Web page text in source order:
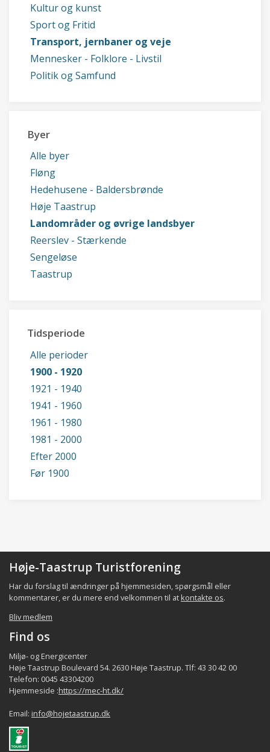
Kultur og kunst
Sport og Fritid
Transport, jernbaner og veje
Mennesker - Folklore - Livstil
Politik og Samfund
Byer
Alle byer
Fløng
Hedehusene - Baldersbrønde
Høje Taastrup
Landområder og øvrige landsbyer
Reerslev - Stærkende
Sengeløse
Taastrup
Tidsperiode
Alle perioder
1900 - 1920
1921 - 1940
1941 - 1960
1961 - 1980
1981 - 2000
Efter 2000
Før 1900
Høje-Taastrup Turistforening
Har du forslag til ændringer på hjemmesiden, spørgsmål eller
kommentarer, er du mere end velkommen til at kontakte os.
Bliv medlem
Find os
Miljø- og Energicenter
Høje Taastrup Boulevard 54. 2630 Høje Taastrup. Tlf: 43 30 42 00
Telefon: 0045 43304200
Hjemmeside :https://mec-ht.dk/
Email: info@hojetaastrup.dk